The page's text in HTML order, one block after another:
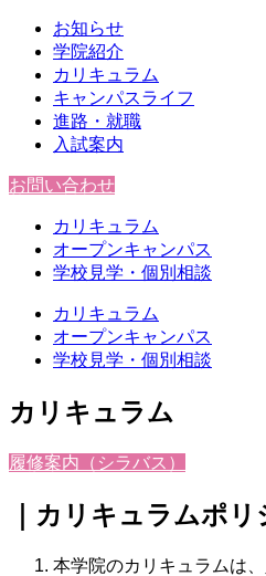
お知らせ
学院紹介
カリキュラム
キャンパスライフ
進路・就職
入試案内
お問い合わせ
カリキュラム
オープンキャンパス
学校見学・個別相談
カリキュラム
オープンキャンパス
学校見学・個別相談
カリキュラム
履修案内（シラバス）
｜カリキュラムポリ
本学院のカリキュラムは